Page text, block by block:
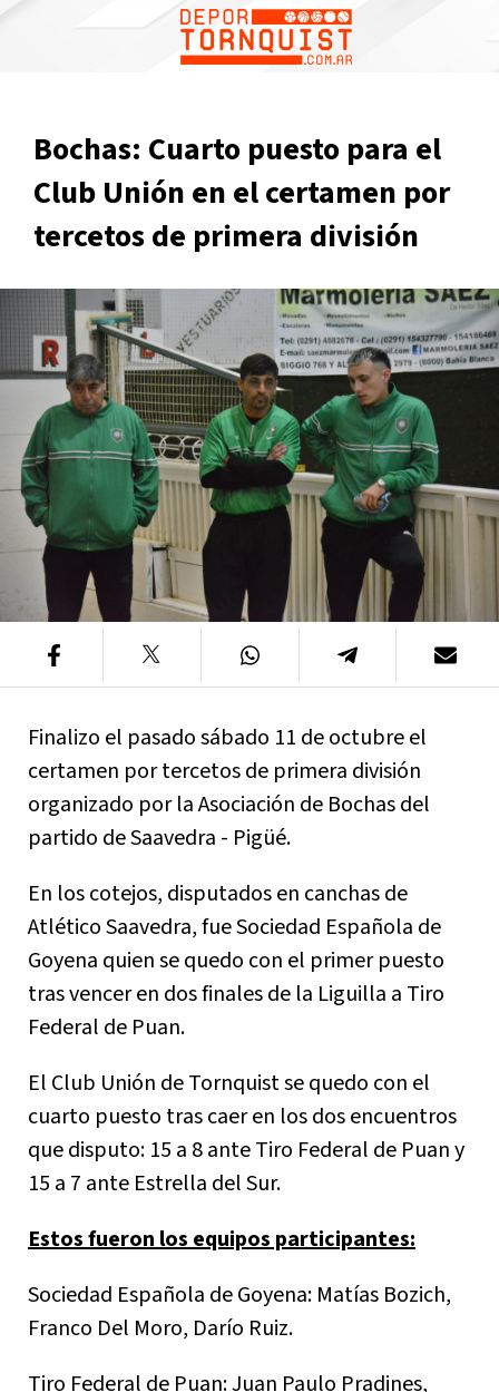
Bochas: Cuarto puesto para el
Club Unión en el certamen por
tercetos de primera división
Finalizo el pasado sábado 11 de octubre el
certamen por tercetos de primera división
organizado por la Asociación de Bochas del
partido de Saavedra - Pigüé.
En los cotejos, disputados en canchas de
Atlético Saavedra, fue Sociedad Española de
Goyena quien se quedo con el primer puesto
tras vencer en dos finales de la Liguilla a Tiro
Federal de Puan.
El Club Unión de Tornquist se quedo con el
cuarto puesto tras caer en los dos encuentros
que disputo: 15 a 8 ante Tiro Federal de Puan y
15 a 7 ante Estrella del Sur.
Estos fueron los equipos participantes:
Sociedad Española de Goyena: Matías Bozich,
Franco Del Moro, Darío Ruiz.
Tiro Federal de Puan: Juan Paulo Pradines,